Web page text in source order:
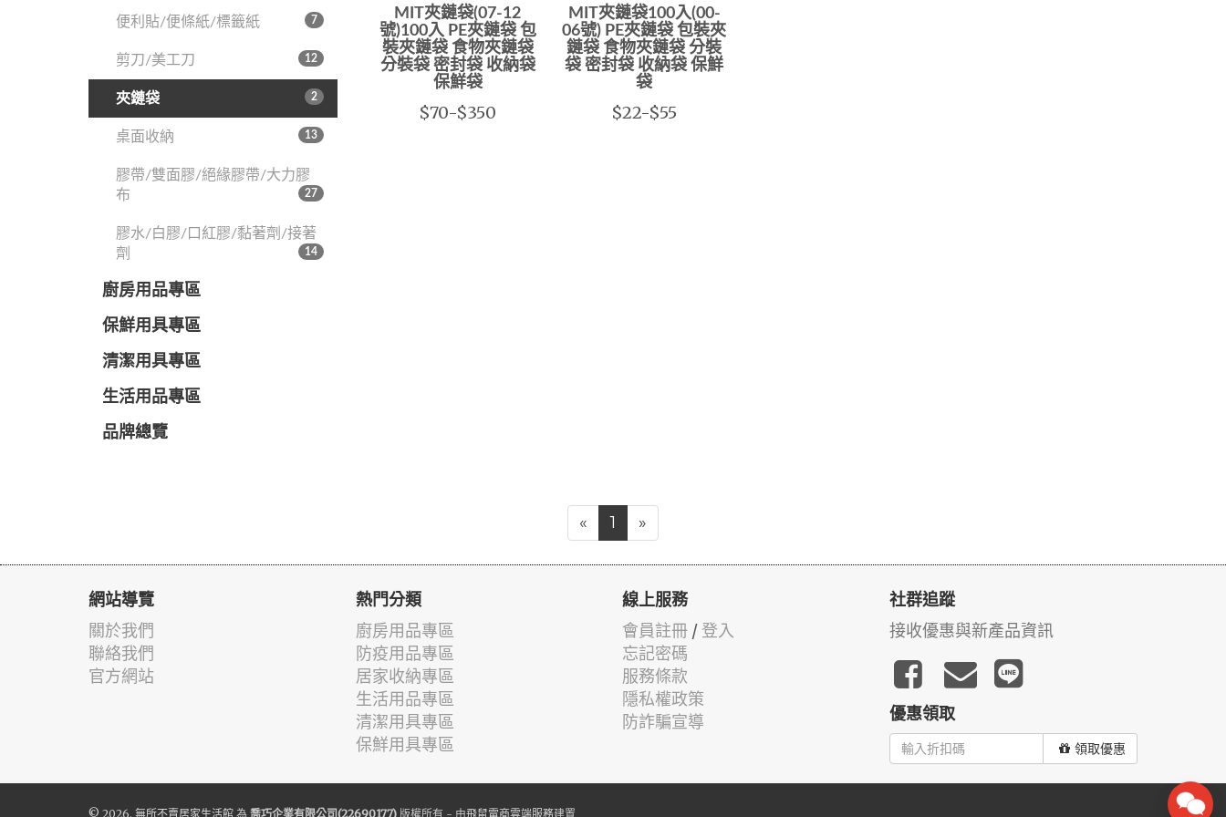
便利貼/便條紙/標籤紙 7
剪刀/美工刀 12
夾鏈袋 2
桌面收納 13
膠帶/雙面膠/絕緣膠帶/大力膠
布
27
膠水/白膠/口紅膠/黏著劑/接著
劑
14
廚房用品專區
保鮮用具專區
清潔用具專區
生活用品專區
品牌總覽
MIT夾鏈袋(07-12
號)100入 PE夾鏈袋 包
裝夾鏈袋 食物夾鏈袋
分裝袋 密封袋 收納袋
保鮮袋
$70-$350
MIT夾鏈袋100入(00-
06號) PE夾鏈袋 包裝夾
鏈袋 食物夾鏈袋 分裝
袋 密封袋 收納袋 保鮮
袋
$22-$55
« 1 »
網站導覽
關於我們
聯絡我們
官方網站
熱門分類
廚房用品專區
防疫用品專區
居家收納專區
生活用品專區
清潔用具專區
保鮮用具專區
線上服務
會員註冊 / 登入
忘記密碼
服務條款
隱私權政策
防詐騙宣導
社群追蹤
接收優惠與新產品資訊
優惠領取
領取優惠
© 2026. 無所不賣居家生活館 為 喬巧企業有限公司(22690177) 版權所有 - 由飛鼠電商雲端服務建置